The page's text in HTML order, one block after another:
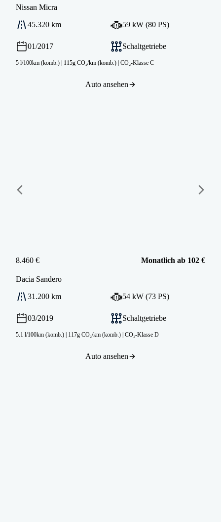
Nissan Micra
45.320 km 59 kW (80 PS)
01/2017 Schaltgetriebe
5 l/100km (komb.) | 115g CO₂/km (komb.) | CO₂-Klasse C
Auto ansehen
8.460 € Monatlich ab 102 €
Dacia Sandero
31.200 km 54 kW (73 PS)
03/2019 Schaltgetriebe
5.1 l/100km (komb.) | 117g CO₂/km (komb.) | CO₂-Klasse D
Auto ansehen